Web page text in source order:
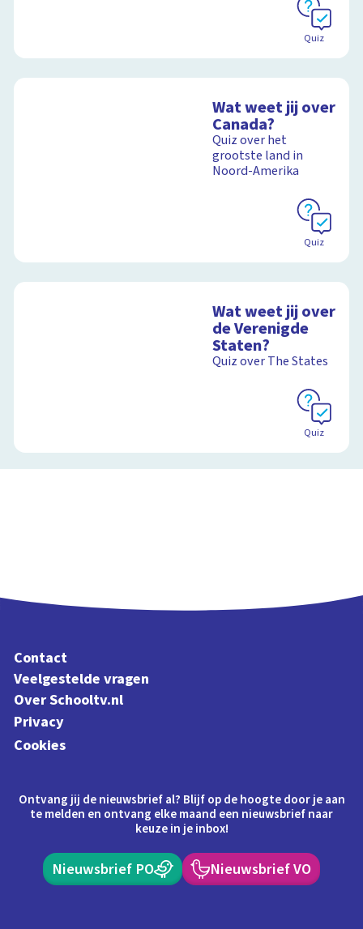
Quiz
Wat weet jij over
Canada?
Quiz over het
grootste land in
Noord-Amerika
Quiz
Wat weet jij over
de Verenigde
Staten?
Quiz over The States
Quiz
Contact
Veelgestelde vragen
Over Schooltv.nl
Privacy
Cookies
Ontvang jij de nieuwsbrief al? Blijf op de hoogte door je aan
te melden en ontvang elke maand een nieuwsbrief naar
keuze in je inbox!
Nieuwsbrief PO Nieuwsbrief VO